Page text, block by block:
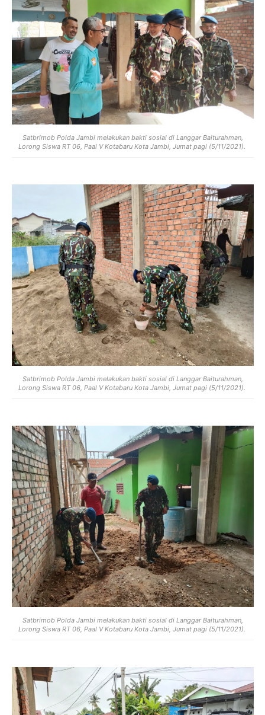
Satbrimob Polda Jambi melakukan bakti sosial di Langgar Baiturahman,
Lorong Siswa RT 06, Paal V Kotabaru Kota Jambi, Jumat pagi (5/11/2021).
Satbrimob Polda Jambi melakukan bakti sosial di Langgar Baiturahman,
Lorong Siswa RT 06, Paal V Kotabaru Kota Jambi, Jumat pagi (5/11/2021).
Satbrimob Polda Jambi melakukan bakti sosial di Langgar Baiturahman,
Lorong Siswa RT 06, Paal V Kotabaru Kota Jambi, Jumat pagi (5/11/2021).